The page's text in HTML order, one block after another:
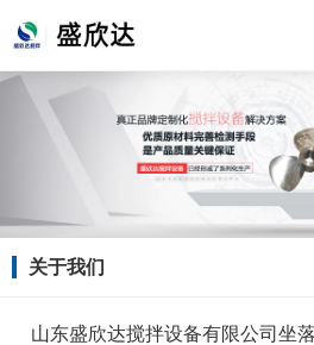
关于我们
山东盛欣达搅拌设备有限公司坐